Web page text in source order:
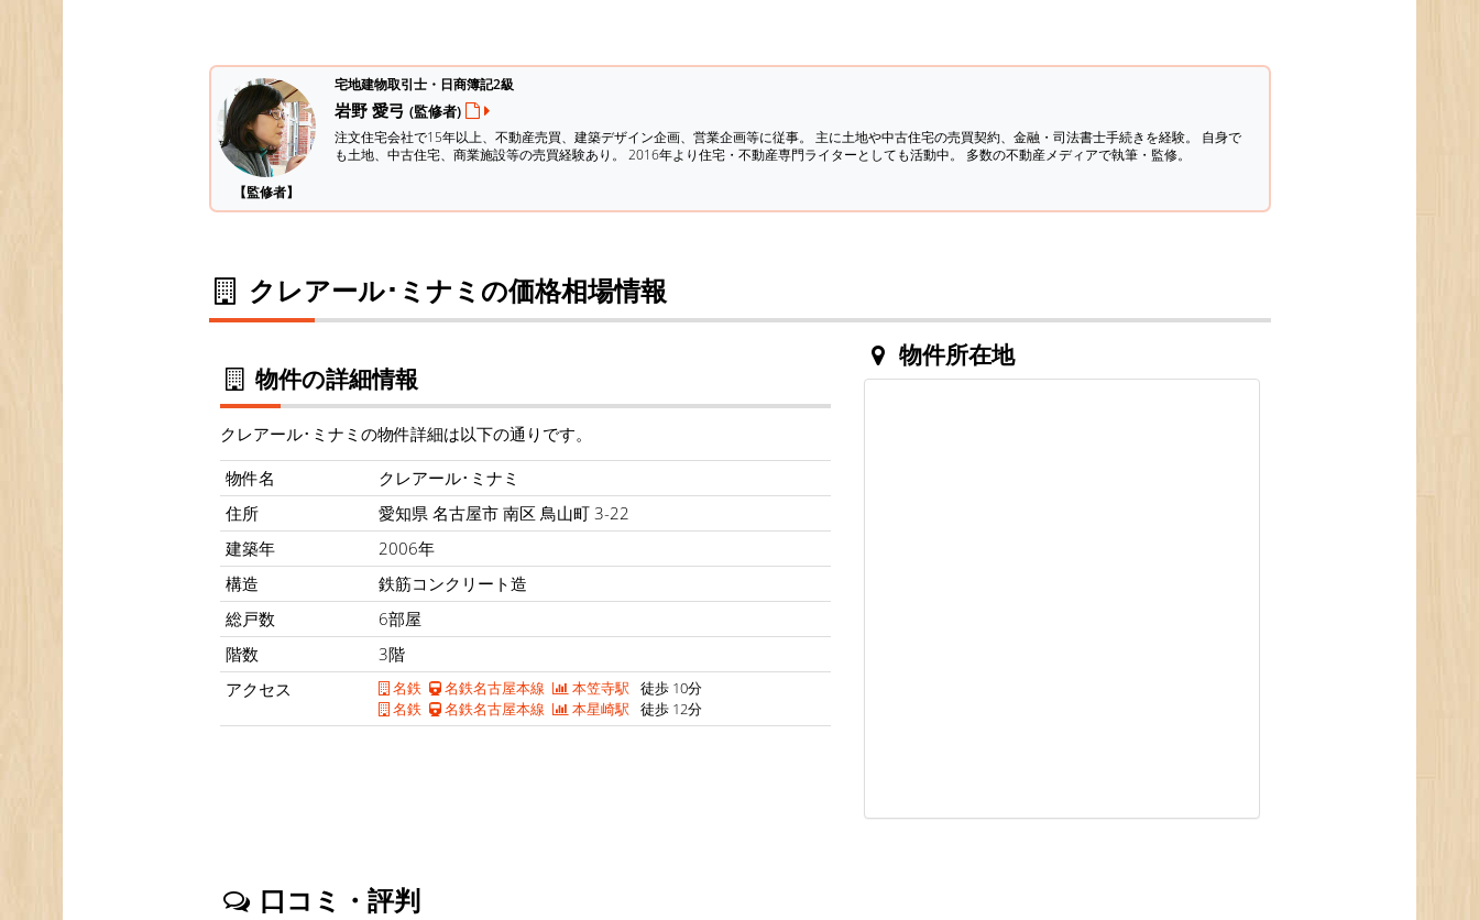
【監修者】
宅地建物取引士・日商簿記2級
岩野 愛弓 (監修者)
注文住宅会社で15年以上、不動産売買、建築デザイン企画、営業企画等に従事。 主に土地や中古住宅の売買契約、金融・司法書士手続きを経験。 自身で
も土地、中古住宅、商業施設等の売買経験あり。 2016年より住宅・不動産専門ライターとしても活動中。 多数の不動産メディアで執筆・監修。
クレアール･ミナミの価格相場情報
物件の詳細情報
クレアール･ミナミの物件詳細は以下の通りです。
物件名
クレアール･ミナミ
住所
愛知県 名古屋市 南区 鳥山町 3-22
建築年
2006年
構造
鉄筋コンクリート造
総戸数
6部屋
階数
3階
アクセス
名鉄 名鉄名古屋本線 本笠寺駅 徒歩 10分
名鉄
名鉄名古屋本線 本星崎駅 徒歩 12分
物件所在地
口コミ・評判